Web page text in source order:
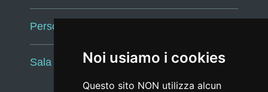
Noi usiamo i cookies
Questo sito NON utilizza alcun
Persone e Uffici
Sala Tiziano Tessitori